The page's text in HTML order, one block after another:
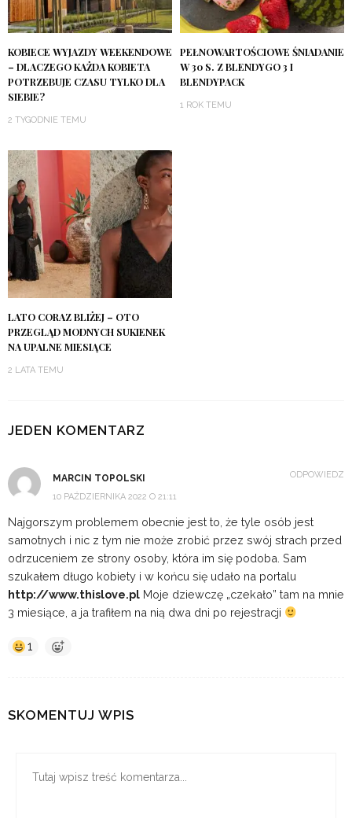
KOBIECE WYJAZDY WEEKENDOWE
– DLACZEGO KAŻDA KOBIETA
POTRZEBUJE CZASU TYLKO DLA
SIEBIE?
2 TYGODNIE TEMU
PEŁNOWARTOŚCIOWE ŚNIADANIE
W 30 S. Z BLENDYGO 3 I
BLENDYPACK
1 ROK TEMU
LATO CORAZ BLIŻEJ – OTO
PRZEGLĄD MODNYCH SUKIENEK
NA UPALNE MIESIĄCE
2 LATA TEMU
JEDEN KOMENTARZ
MARCIN TOPOLSKI
10 PAŹDZIERNIKA 2022 O 21:11
Najgorszym problemem obecnie jest to, że tyle osób jest
samotnych i nic z tym nie może zrobić przez swój strach przed
odrzuceniem ze strony osoby, która im się podoba. Sam
szukałem długo kobiety i w końcu się udało na portalu
http://www.thislove.pl Moje dziewczę „czekało” tam na mnie
3 miesiące, a ja trafiłem na nią dwa dni po rejestracji
1
ODPOWIEDZ
SKOMENTUJ WPIS